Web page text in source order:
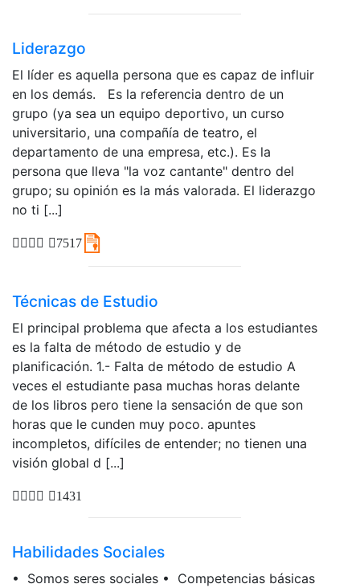
Liderazgo
El líder es aquella persona que es capaz de influir
en los demás. Es la referencia dentro de un
grupo (ya sea un equipo deportivo, un curso
universitario, una compañía de teatro, el
departamento de una empresa, etc.). Es la
persona que lleva "la voz cantante" dentro del
grupo; su opinión es la más valorada. El liderazgo
no ti [...]
7517
Técnicas de Estudio
El principal problema que afecta a los estudiantes
es la falta de método de estudio y de
planificación. 1.- Falta de método de estudio A
veces el estudiante pasa muchas horas delante
de los libros pero tiene la sensación de que son
horas que le cunden muy poco. apuntes
incompletos, difíciles de entender; no tienen una
visión global d [...]
1431
Habilidades Sociales
• Somos seres sociales • Competencias básicas